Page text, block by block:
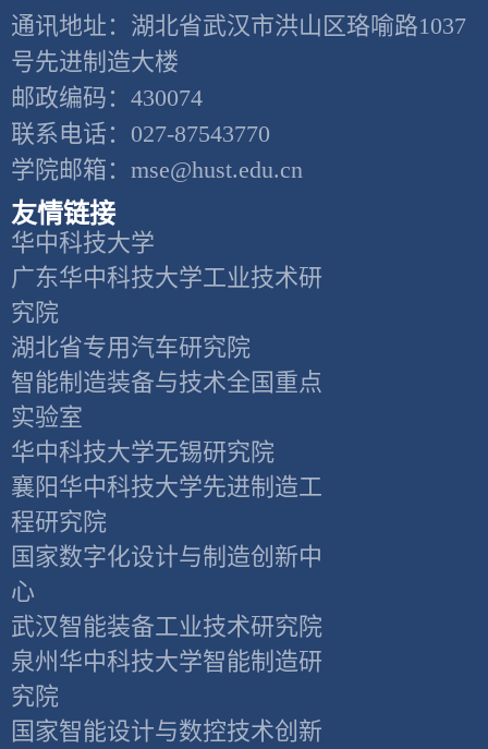
通讯地址：湖北省武汉市洪山区珞喻路1037
号先进制造大楼
邮政编码：430074
联系电话：027-87543770
学院邮箱：mse@hust.edu.cn
友情链接
华中科技大学
广东华中科技大学工业技术研
究院
湖北省专用汽车研究院
智能制造装备与技术全国重点
实验室
华中科技大学无锡研究院
襄阳华中科技大学先进制造工
程研究院
国家数字化设计与制造创新中
心
武汉智能装备工业技术研究院
泉州华中科技大学智能制造研
究院
国家智能设计与数控技术创新